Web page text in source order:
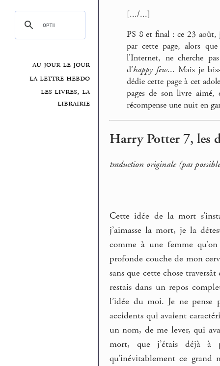
au jour le jour
la lettre hebdo
les livres, la
librairie
[.../...]
PS 8 et final : ce 23 août,
par cette page, alors
l’Internet, ne cherche
d’happy few... Mais je
dédie cette page à cet
pages de son livre
récompense une nuit en
Harry Potter 7, les
traduction originale (pas
Cette idée de la mort
j’aimasse la mort, je la
comme à une femme
profonde couche de mon
sans que cette chose
restais dans un repos
l’idée du moi. Je ne pense
accidents qui avaient
un nom, de me lever, qui
mort, que j’étais déjà à
qu’inévitablement ce